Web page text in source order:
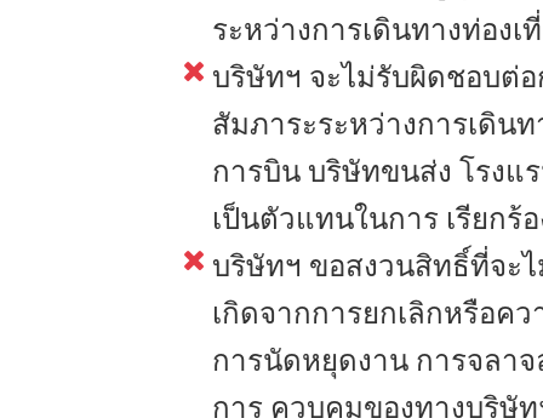
ระหว่างการเดินทางท่อง
บริษัทฯ จะไม่รับผิดชอบต่
สัมภาระระหว่างการเดิน
การบิน บริษัทขนส่ง โรงแ
เป็นตัวแทนในการ เรียกร้
บริษัทฯ ขอสงวนสิทธิ์ที่จะ
เกิดจากการยกเลิกหรือค
การนัดหยุดงาน การจลา
การ ควบคุมของทางบริษั